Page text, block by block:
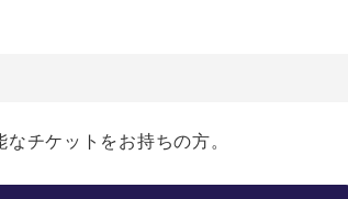
チケットをお持ちの方。